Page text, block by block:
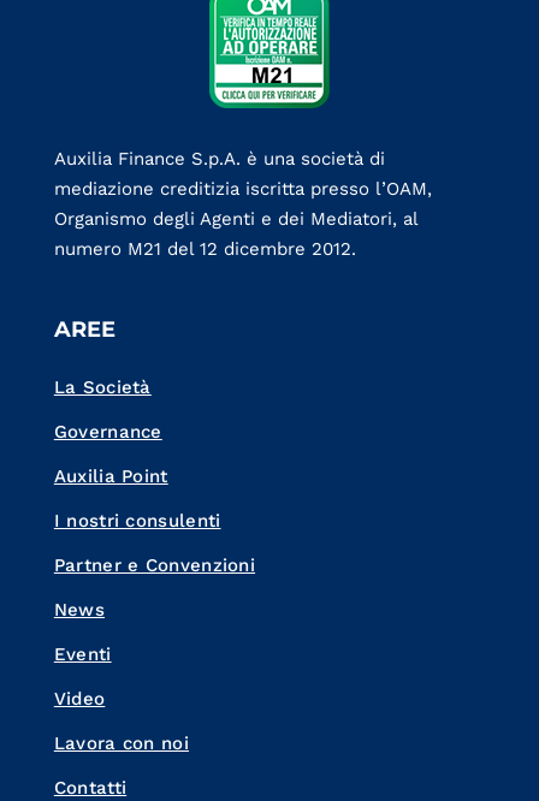
Auxilia Finance S.p.A. è una società di
mediazione creditizia iscritta presso l’OAM,
Organismo degli Agenti e dei Mediatori, al
numero M21 del 12 dicembre 2012.
AREE
La Società
Governance
Auxilia Point
I nostri consulenti
Partner e Convenzioni
News
Eventi
Video
Lavora con noi
Contatti